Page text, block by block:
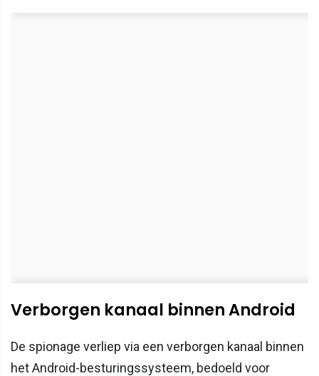
Verborgen kanaal binnen Android
De spionage verliep via een verborgen kanaal binnen
het Android-besturingssysteem, bedoeld voor